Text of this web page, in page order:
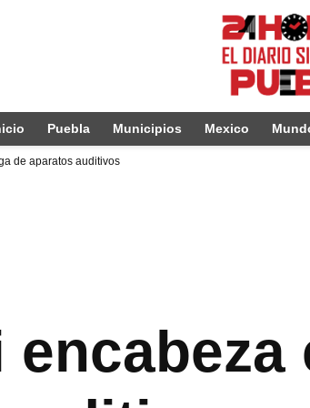
Puebla Municipios Mexico
de aparatos auditivos
encabeza